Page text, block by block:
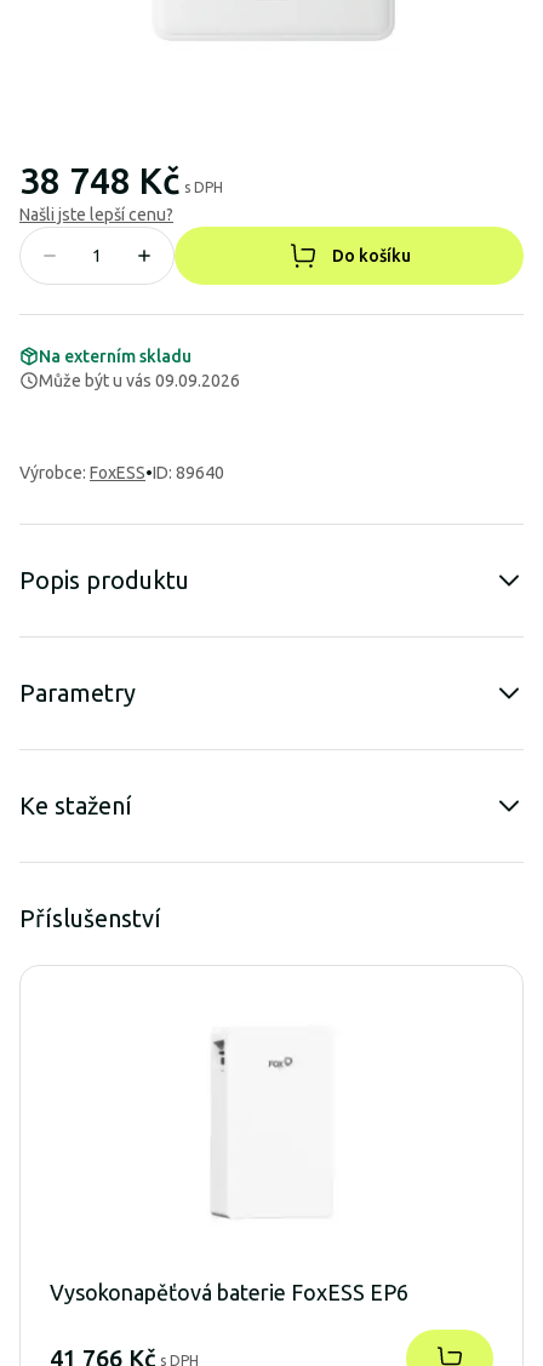
38 748 Kč s DPH
Našli jste lepší cenu?
Do košíku
Na externím skladu
Může být u vás 09.09.2026
Výrobce: FoxESS•ID: 89640
Popis produktu
Parametry
Ke stažení
Příslušenství
Vysokonapěťová baterie FoxESS EP6
41 766 Kč s DPH